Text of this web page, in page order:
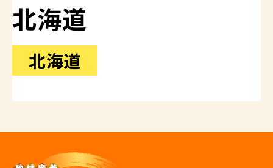
北海道
北海道